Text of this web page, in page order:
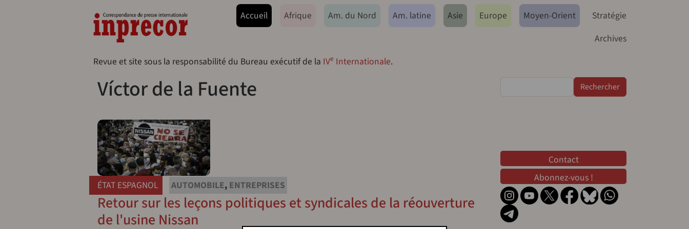
Navegação principal
Accueil Afrique Am. du Nord Am. latine Asie Europe Moyen-Orient
Stratégie
Archives
Revue et site sous la responsabilité du Bureau exécutif de la IVe Internationale.
Víctor de la Fuente
ÉTAT ESPAGNOL AUTOMOBILE, ENTREPRISES
Retour sur les leçons politiques et syndicales de la réouverture
de l'usine Nissan
Contact
Abonnez-vous !